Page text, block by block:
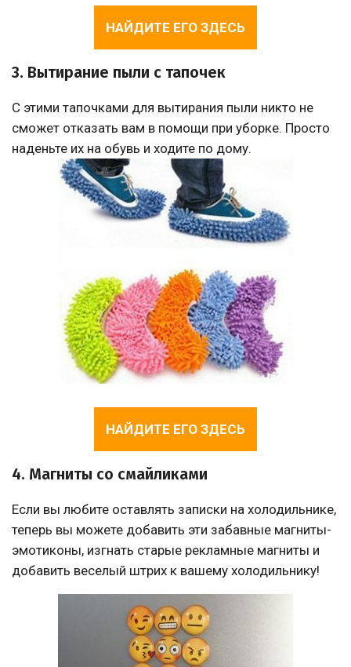
НАЙДИТЕ ЕГО ЗДЕСЬ
3. Вытирание пыли с тапочек
С этими тапочками для вытирания пыли никто не
сможет отказать вам в помощи при уборке. Просто
наденьте их на обувь и ходите по дому.
НАЙДИТЕ ЕГО ЗДЕСЬ
4. Магниты со смайликами
Если вы любите оставлять записки на холодильнике,
теперь вы можете добавить эти забавные магниты-
эмотиконы, изгнать старые рекламные магниты и
добавить веселый штрих к вашему холодильнику!